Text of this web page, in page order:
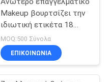
Makeup βουρτσίζει την
ιδιωτική ετικέτα 18
καλλυντικού κομμάτια
συνόλου βουρτσών
MOQ:500 Σύνολα
ΕΠΙΚΟΙΝΩΝΙΑ